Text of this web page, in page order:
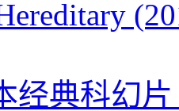
经典科幻